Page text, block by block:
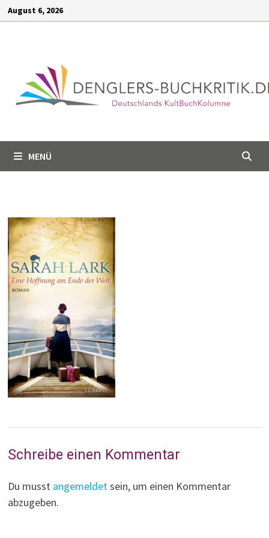
springen
Zum
Inhalt
August 6, 2026
MENÜ
Schreibe einen Kommentar
Du musst angemeldetsein, um einen Kommentar
abzugeben.